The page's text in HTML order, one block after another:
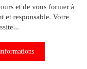
et de vous former à
et responsable. Votre